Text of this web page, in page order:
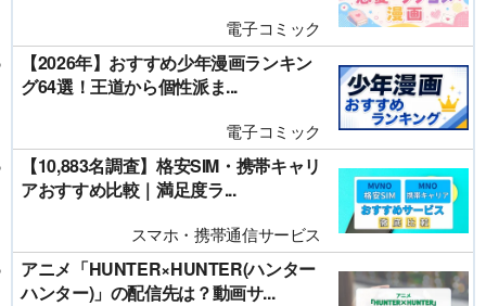
電子コミック
【2026年】おすすめ少年漫画ランキン
グ64選！王道から個性派ま...
電子コミック
【10,883名調査】格安SIM・携帯キャリ
アおすすめ比較｜満足度ラ...
スマホ・携帯通信サービス
アニメ「HUNTER×HUNTER(ハンター
ハンター)」の配信先は？動画サ...